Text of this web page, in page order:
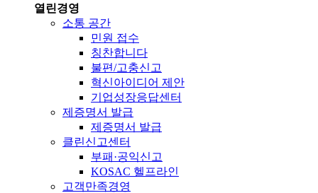
열린경영
소통 공간
민원 접수
칭찬합니다
불편/고충신고
혁신아이디어 제안
기업성장응답센터
제증명서 발급
제증명서 발급
클린신고센터
부패·공익신고
KOSAC 헬프라인
고객만족경영